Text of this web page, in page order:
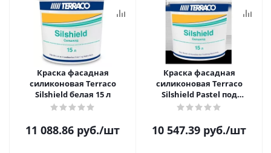
Краска фасадная
силиконовая Terraco
Silshield белая 15 л
11 088.86 руб./шт
Краска фасадная
силиконовая Terraco
Silshield Pastel под
колеровку 15 л
10 547.39 руб./шт